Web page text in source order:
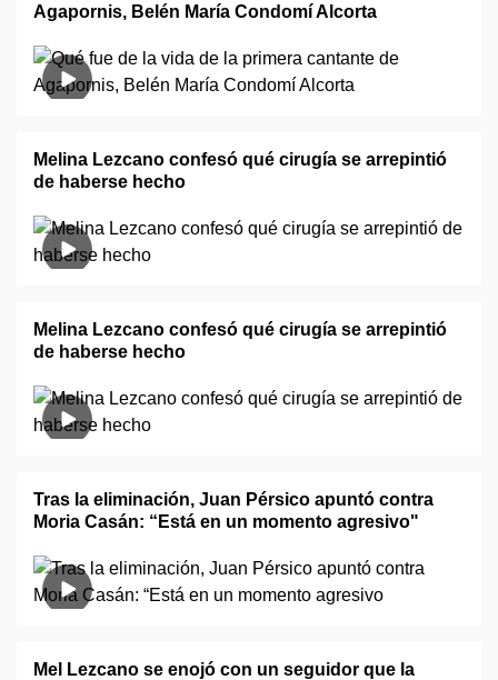
Agapornis, Belén María Condomí Alcorta
Melina Lezcano confesó qué cirugía se arrepintió
de haberse hecho
Melina Lezcano confesó qué cirugía se arrepintió
de haberse hecho
Tras la eliminación, Juan Pérsico apuntó contra
Moria Casán: “Está en un momento agresivo"
Mel Lezcano se enojó con un seguidor que la